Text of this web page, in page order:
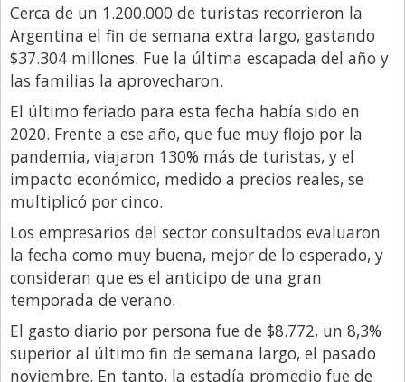
La Opinión del Director
Legales
Libro de Quejas
Medios
Millonarios
Minuto Lanzamiento
Negocios
Opinion
País
Política
Publicidad y Marketing
Real Estate y Propiedades
Cerca de un 1.200.000 de turistas recorrieron la
Argentina el fin de semana extra largo, gastando
$37.304 millones. Fue la última escapada del año y
las familias la aprovecharon.
El último feriado para esta fecha había sido en
2020. Frente a ese año, que fue muy flojo por la
pandemia, viajaron 130% más de turistas, y el
impacto económico, medido a precios reales, se
multiplicó por cinco.
Los empresarios del sector consultados evaluaron
la fecha como muy buena, mejor de lo esperado, y
consideran que es el anticipo de una gran
temporada de verano.
El gasto diario por persona fue de $8.772, un 8,3%
superior al último fin de semana largo, el pasado
noviembre. En tanto, la estadía promedio fue de